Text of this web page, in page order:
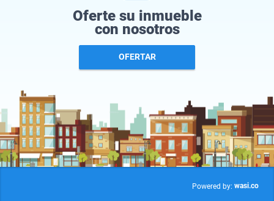
Oferte su inmueble
con nosotros
OFERTAR
Powered by: wasi.co